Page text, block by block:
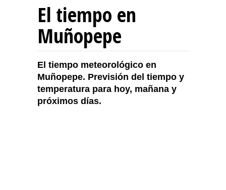
El tiempo en
Muñopepe
El tiempo meteorológico en
Muñopepe. Previsión del tiempo y
temperatura para hoy, mañana y
próximos días.